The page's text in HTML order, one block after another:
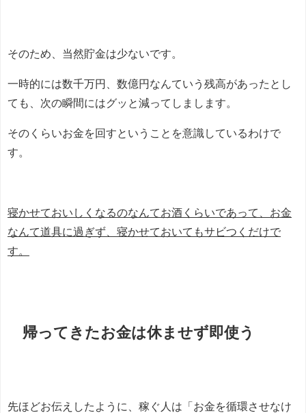
そのため、当然貯金は少ないです。
一時的には数千万円、数億円なんていう残高があったとし
ても、次の瞬間にはグッと減ってしまします。
そのくらいお金を回すということを意識しているわけで
す。
寝かせておいしくなるのなんてお酒くらいであって、お金
なんて道具に過ぎず、寝かせておいてもサビつくだけで
す。
帰ってきたお金は休ませず即使う
先ほどお伝えしたように、稼ぐ人は「お金を循環させなけ